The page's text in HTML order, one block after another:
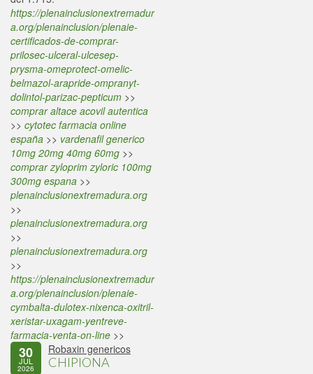
https://plenainclusionextremadur
a.org/plenainclusion/plenaie-
certificados-de-comprar-
prilosec-ulceral-ulcesep-
prysma-omeprotect-omelic-
belmazol-arapride-ompranyt-
dolintol-parizac-pepticum >>
comprar altace acovil autentica
>> cytotec farmacia online
españa >> vardenafil generico
10mg 20mg 40mg 60mg >>
comprar zyloprim zyloric 100mg
300mg espana >>
plenainclusionextremadura.org
>>
plenainclusionextremadura.org
>>
plenainclusionextremadura.org
>>
https://plenainclusionextremadur
a.org/plenainclusion/plenaie-
cymbalta-dulotex-nixenca-oxitril-
xeristar-uxagam-yentreve-
farmacia-venta-on-line >>
Robaxin genericos
30
JUL
2026 CHIPIONA